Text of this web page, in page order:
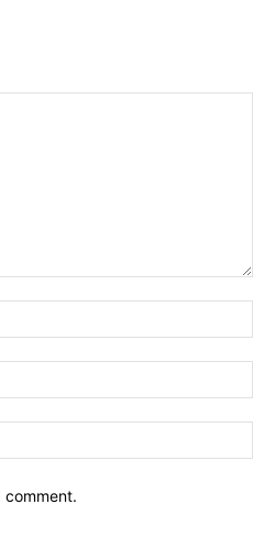
comment.